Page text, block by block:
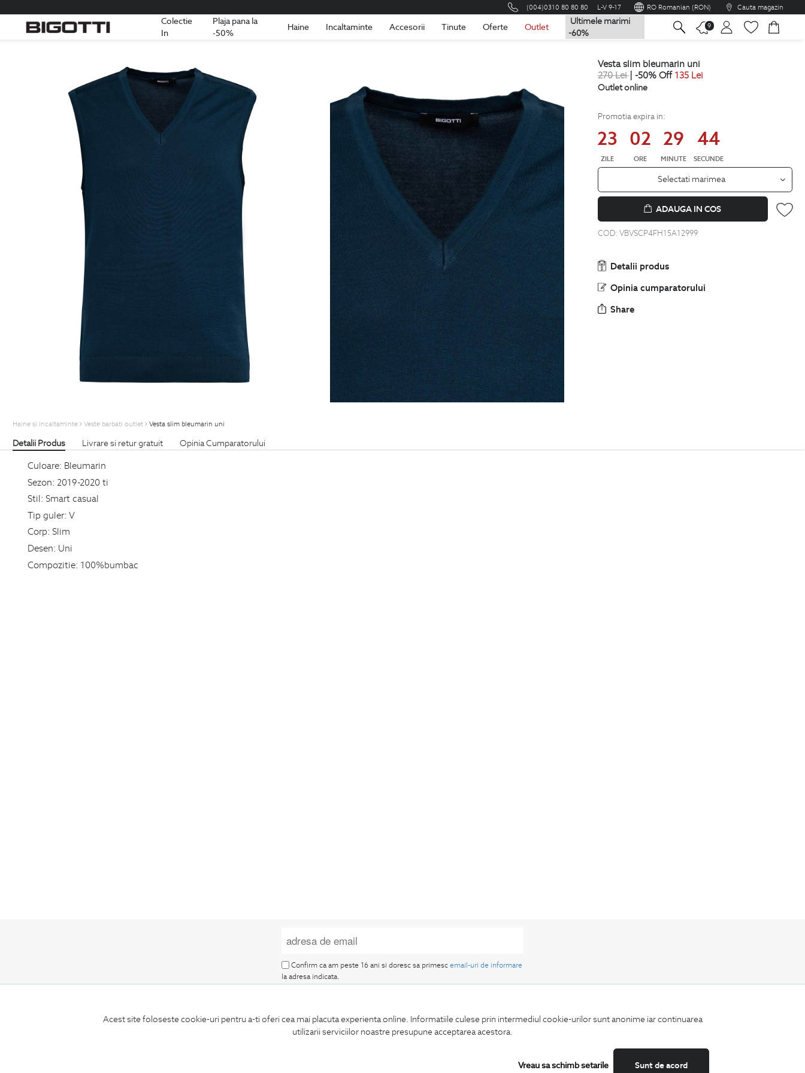
Acest site foloseste cookie-uri pentru a-ti oferi cea mai placuta experienta online. Informatiile culese prin intermediul cookie-urilor sunt anonime iar continuarea
utilizarii serviciilor noastre presupune acceptarea acestora.
Sunt de acord
Vreau sa schimb setarile
(004)0310 80 80 80 L-V 9-17 RO Romanian (RON) Cauta magazin
Colectie
In
Plaja pana la
-50%
Haine Incaltaminte Accesorii Tinute Oferte Outlet
Ultimele marimi
-60%
9
Romania Romana
270Lei| -50% Off 135Lei
Outlet online
23 02 29 43
Haine si Incaltaminte Veste barbati outlet Vesta slim bleumarin uni
Detalii Produs Livrare si retur gratuit Opinia Cumparatorului
Culoare: Bleumarin
Sezon: 2019-2020 ti
Stil: Smart casual
Tip guler: V
Corp: Slim
Desen: Uni
Compozitie: 100%bumbac
ABONEAZA-TE
LA NEWSLETTER
Confirm ca am peste 16 ani si doresc sa primescemail-uri de informare
la adresa indicata.